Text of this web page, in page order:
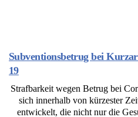
Subventionsbetrug bei
19
Strafbarkeit wegen Betrug bei
sich innerhalb von kürzester
entwickelt, die nicht nur die